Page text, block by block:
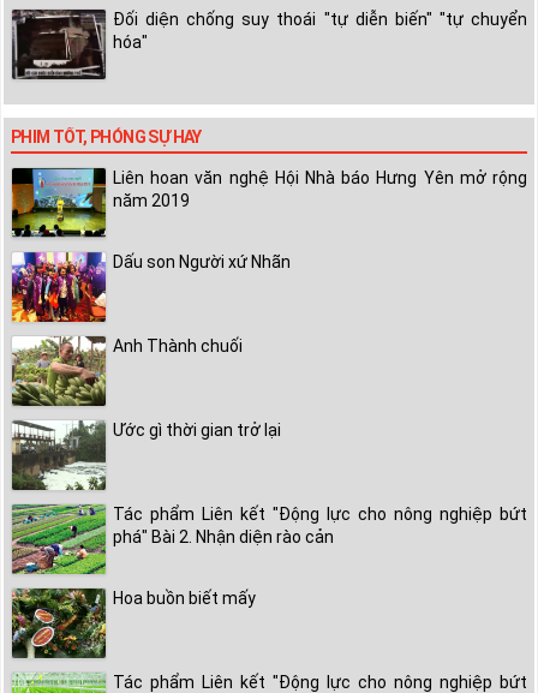
Đối diện chống suy thoái "tự diễn biến" "tự chuyển
hóa"
PHIM TỐT, PHÓNG SỰ HAY
Liên hoan văn nghệ Hội Nhà báo Hưng Yên mở rộng
năm 2019
Dấu son Người xứ Nhãn
Anh Thành chuối
Ước gì thời gian trở lại
Tác phẩm Liên kết "Động lực cho nông nghiệp bứt
phá" Bài 2. Nhận diện rào cản
Hoa buồn biết mấy
Tác phẩm Liên kết "Động lực cho nông nghiệp bứt